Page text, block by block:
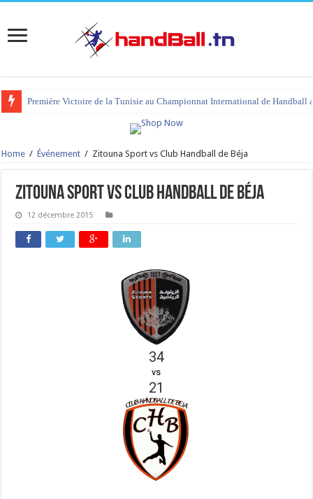
Première Victoire de la Tunisie au Championnat International de Handball
Home / Événement / Zitouna Sport vs Club Handball de Béja
Zitouna Sport vs Club Handball de Béja
12 décembre 2015
34
vs
21